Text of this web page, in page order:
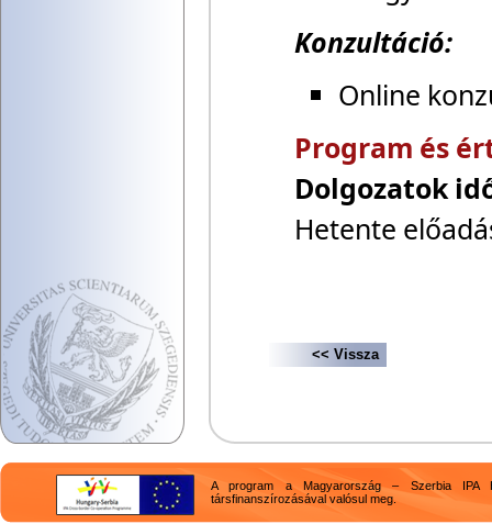
Konzultáció:
Online
Program és
Dolgozatok
Hetente
<< Vissza
A program a Magyarország – Szerbia IPA
társfinanszírozásával valósul meg.